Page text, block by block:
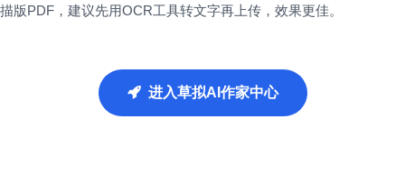
描版PDF，建议先用OCR工具转文字再上传，效果更佳。
进入草拟AI作家中心